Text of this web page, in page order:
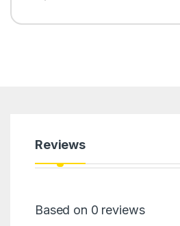
Reviews
Based on 0 reviews